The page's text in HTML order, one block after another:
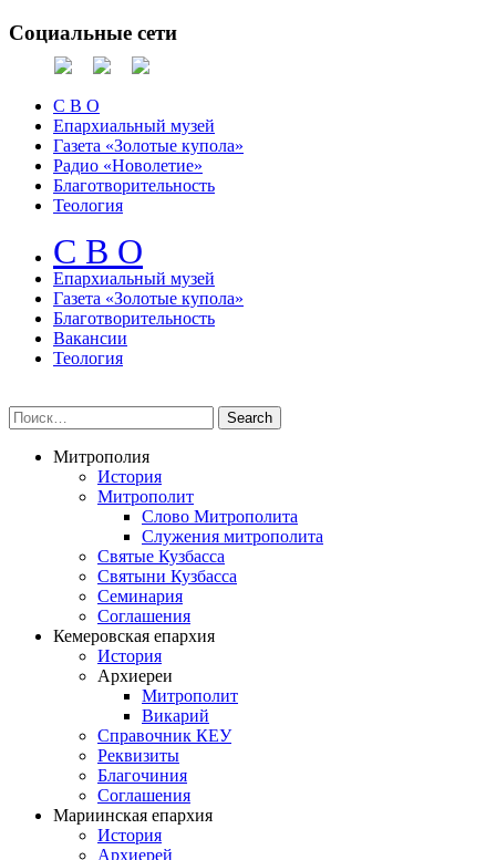
Социальные сети
С В О
Епархиальный музей
Газета «Золотые купола»
Радио «Новолетие»
Благотворительность
Теология
С В О
Епархиальный музeй
Газета «Золотые купола»
Благотворительность
Вакансии
Теология
Митрополия
История
Митрополит
Слово Митрополита
Служения митрополита
Святые Кузбасса
Святыни Кузбасса
Семинария
Соглашения
Кемеровская епархия
История
Архиереи
Митрополит
Викарий
Справочник КЕУ
Реквизиты
Благочиния
Соглашения
Мариинская епархия
История
Архиерей